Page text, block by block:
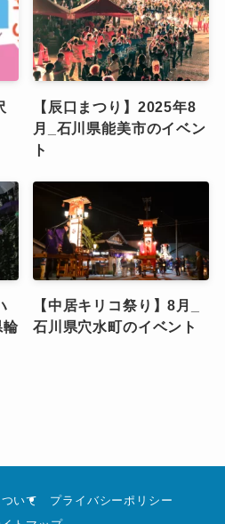
【辰口まつり】2025年8
月_石川県能美市のイベン
ト
輪
【中居キリコ祭り】8月_
石川県穴水町のイベント
いて
プライバシーポリシー